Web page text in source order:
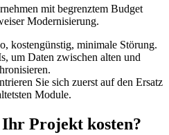
mit begrenztem Budget
Modernisierung.
kostengünstig, minimale Störung.
um Daten zwischen alten und
Sie sich zuerst auf den Ersatz
Module.
Projekt kosten?